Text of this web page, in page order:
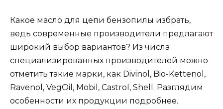
Какое масло для цепи бензопилы избрать,
ведь современные производители предлагают
широкий выбор вариантов? Из числа
специализированных производителей можно
отметить такие марки, как Divinol, Bio-Kettenol,
Ravenol, VegOil, Mobil, Castrol, Shell. Разглядим
особенности их продукции подробнее.